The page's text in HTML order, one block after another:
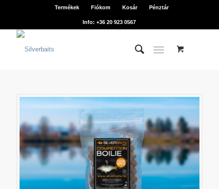
Termékek Fiókom Kosár Pénztár
Info: +36 20 923 0567